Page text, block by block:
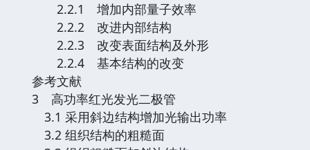
2.2.1 增加内部量子效率
2.2.2 改进内部结构
2.2.3 改变表面结构及外形
2.2.4 基本结构的改变
参考文献
3 高功率红光发光二极管
3.1 采用斜边结构增加光输出功率
3.2 组织结构的粗糙面